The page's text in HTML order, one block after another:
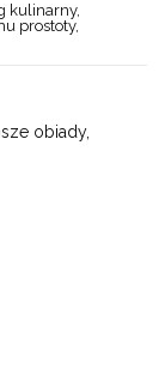
kulinarny,
prostoty,
obiady,